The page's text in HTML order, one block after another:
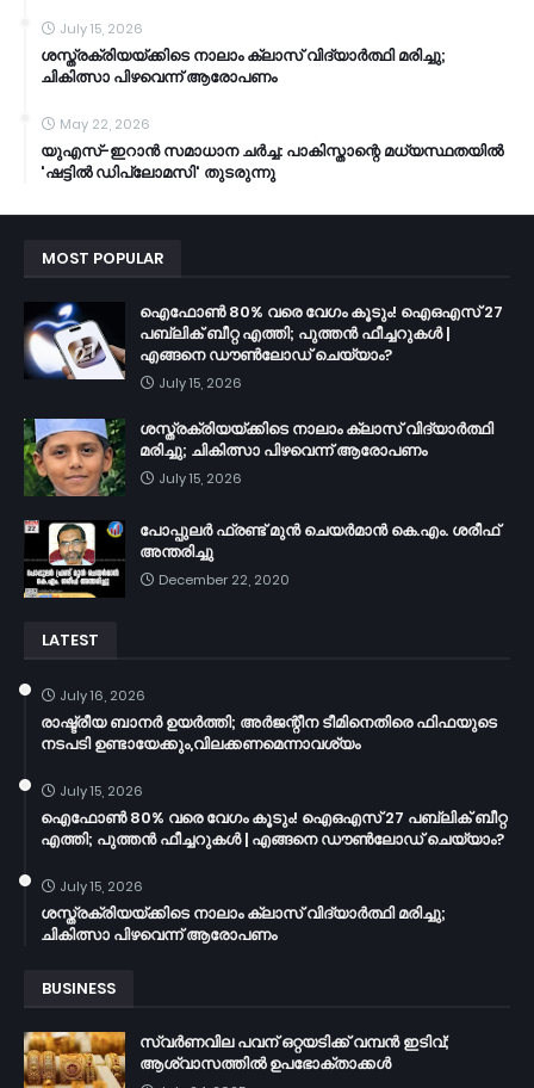
July 15, 2026
ശസ്ത്രക്രിയയ്ക്കിടെ നാലാം ക്ലാസ് വിദ്യാർത്ഥി മരിച്ചു;
ചികിത്സാ പിഴവെന്ന് ആരോപണം
May 22, 2026
യുഎസ്-ഇറാൻ സമാധാന ചർച്ച: പാകിസ്താന്റെ മധ്യസ്ഥതയിൽ
'ഷട്ടിൽ ഡിപ്ലോമസി' തുടരുന്നു
MOST POPULAR
ഐഫോൺ 80% വരെ വേഗം കൂടും! ഐഒഎസ് 27
പബ്ലിക് ബീറ്റ എത്തി; പുത്തൻ ഫീച്ചറുകൾ |
എങ്ങനെ ഡൗൺലോഡ് ചെയ്യാം?
July 15, 2026
ശസ്ത്രക്രിയയ്ക്കിടെ നാലാം ക്ലാസ് വിദ്യാർത്ഥി
മരിച്ചു; ചികിത്സാ പിഴവെന്ന് ആരോപണം
July 15, 2026
പോപ്പുലർ ഫ്രണ്ട്​ മുൻ ചെയർമാൻ കെ.എം. ശരീഫ്​
അന്തരിച്ചു
December 22, 2020
LATEST
July 16, 2026
രാഷ്ട്രീയ ബാനർ ഉയർത്തി; അർജന്റീന ടീമിനെതിരെ ഫിഫയുടെ
നടപടി ഉണ്ടായേക്കും,വിലക്കണമെന്നാവശ്യം
July 15, 2026
ഐഫോൺ 80% വരെ വേഗം കൂടും! ഐഒഎസ് 27 പബ്ലിക് ബീറ്റ
എത്തി; പുത്തൻ ഫീച്ചറുകൾ | എങ്ങനെ ഡൗൺലോഡ് ചെയ്യാം?
July 15, 2026
ശസ്ത്രക്രിയയ്ക്കിടെ നാലാം ക്ലാസ് വിദ്യാർത്ഥി മരിച്ചു;
ചികിത്സാ പിഴവെന്ന് ആരോപണം
BUSINESS
സ്വർണവില പവന് ഒറ്റയടിക്ക് വമ്പൻ ഇടിവ്;
ആശ്വാസത്തിൽ ഉപഭോക്താക്കൾ